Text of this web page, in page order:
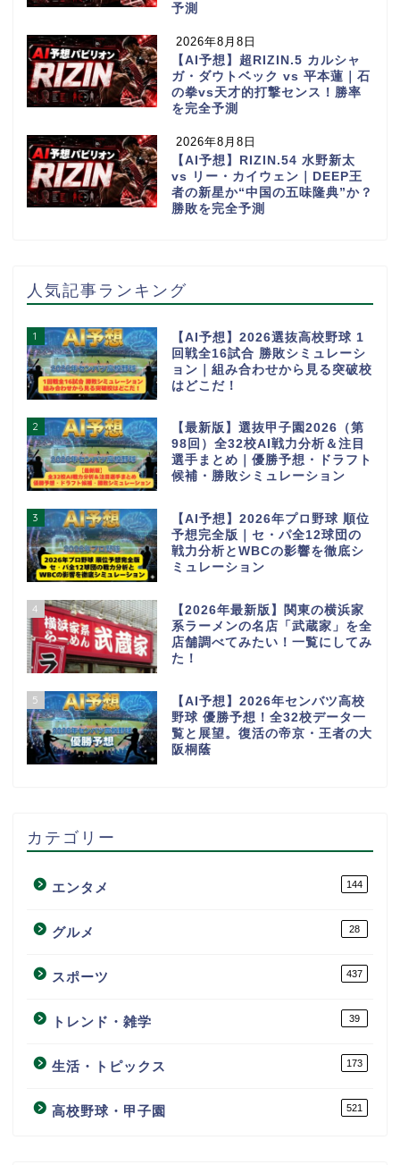
予測
2026年8月8日
【AI予想】超RIZIN.5 カルシャ
ガ・ダウトベック vs 平本蓮｜石
の拳vs天才的打撃センス！勝率
を完全予測
2026年8月8日
【AI予想】RIZIN.54 水野新太
vs リー・カイウェン｜DEEP王
者の新星か“中国の五味隆典”か？
勝敗を完全予測
人気記事ランキング
1
【AI予想】2026選抜高校野球 1
回戦全16試合 勝敗シミュレーシ
ョン｜組み合わせから見る突破校
はどこだ！
2
【最新版】選抜甲子園2026（第
98回）全32校AI戦力分析＆注目
選手まとめ｜優勝予想・ドラフト
候補・勝敗シミュレーション
3
【AI予想】2026年プロ野球 順位
予想完全版｜セ・パ全12球団の
戦力分析とWBCの影響を徹底シ
ミュレーション
4
【2026年最新版】関東の横浜家
系ラーメンの名店「武蔵家」を全
店舗調べてみたい！一覧にしてみ
た！
5
【AI予想】2026年センバツ高校
野球 優勝予想！全32校データ一
覧と展望。復活の帝京・王者の大
阪桐蔭
カテゴリー
エンタメ 144
グルメ 28
スポーツ 437
トレンド・雑学 39
生活・トピックス 173
高校野球・甲子園 521